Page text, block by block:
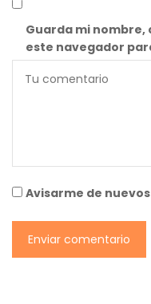
Guarda mi
este navegador
Avisarme de